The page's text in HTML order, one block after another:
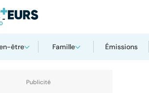
être Famille Émissions
Justice